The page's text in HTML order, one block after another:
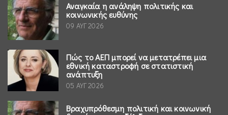
Αναγκαία η ανάληψη πολιτικής και
κοινωνικής ευθύνης
09 ΑΥΓ 2026
Πώς το ΑΕΠ μπορεί να μετατρέπει μια
εθνική καταστροφή σε στατιστική
ανάπτυξη
05 ΑΥΓ 2026
Βραχυπρόθεσμη πολιτική και κοινωνική